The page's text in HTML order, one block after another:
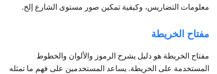
معلومات التضاريس، وكيفية تمكين صور مستوى الشارع إلخ.
مفتاح الخريطة
مفتاح الخريطة هو دليل يشرح الرموز والألوان والخطوط
المستخدمة على الخريطة. يساعد المستخدمين على فهم ما تمثله